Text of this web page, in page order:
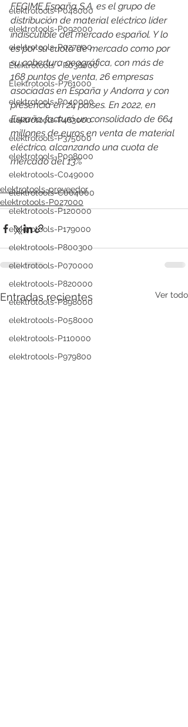
elektrotools-P048000
elektrotools-P092000
elektrotools-P027000
Elektrotools - P038000
Elektrotools-P761000
elektrotools-P040000
elektrotools-P463000
elektrotools-P375000
elektrotools-P098000
elektrotools-C049000
elektrotools-C004000
elektrotools-P120000
elektrotools-P179000
elektrotools-P800300
elektrotools-P070000
elektrotools-P820000
elektrotools-P898000
elektrotools-P058000
elektrotools-P110000
elektrotools-P979800
FEGIME España S.A. es el grupo de
distribución de material eléctrico líder
indiscutible del mercado español. Y lo
es por su cuota de mercado como por
su cobertura geográfica, con más de
168 puntos de venta, 26 empresas
asociadas en España y Andorra y con
presencia en 24 países. En 2022, en
España facturó un consolidado de 664
millones de euros en venta de material
eléctrico, alcanzando una cuota de
mercado del 13%
elektrotools-proveedor
elektrotools-P027000
Entradas recientes Ver todo